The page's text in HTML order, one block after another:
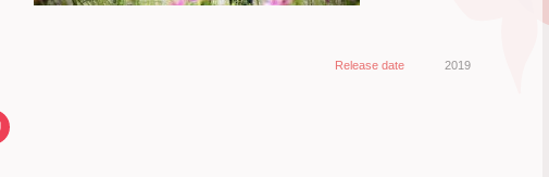
Release date 2019
ク
リ